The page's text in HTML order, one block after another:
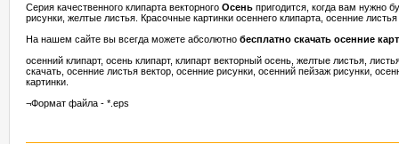
Серия качественного клипарта векторного Осень пригодится, когда вам нужно
рисунки, желтые листья. Красочные картинки осеннего клипарта, осенние
На нашем сайте вы всегда можете абсолютно бесплатно скачать осенние
осенний клипарт, осень клипарт, клипарт векторный осень, желтые листья,
скачать, осенние листья вектор, осенние рисунки, осенний пейзаж рисунки,
картинки.
¬Формат файла - *.eps